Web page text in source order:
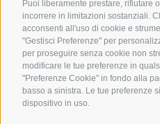
Puoi liberamente prestare, rifiutare
incorrere in limitazioni sostanziali.
acconsenti all'uso di cookie e
"Gestisci Preferenze" per
per proseguire senza cookie non
modificare le tue preferenze in
"Preferenze Cookie" in fondo alla
basso a sinistra. Le tue preferenze
dispositivo in uso.
RITORNA ALLE REFERENZE
MICHAELER &
Walcherstraße 1A, Stiege
Tel. +43 1 605 40 50
info@michaeler-partner.com